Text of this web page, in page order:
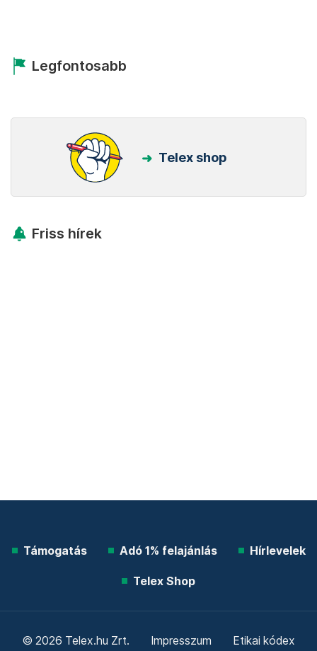
Legfontosabb
Telex shop
Friss hírek
Támogatás Adó 1% felajánlás Hírlevelek
Telex Shop
© 2026 Telex.hu Zrt. Impresszum Etikai kódex